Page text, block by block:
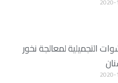
التجميلية لمعالجة نخور
2020-